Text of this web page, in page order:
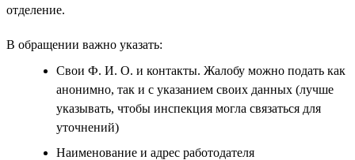
отделение.
В обращении важно указать:
Свои Ф. И. О. и контакты. Жалобу можно подать как
анонимно, так и с указанием своих данных (лучше
указывать, чтобы инспекция могла связаться для
уточнений)
Наименование и адрес работодателя